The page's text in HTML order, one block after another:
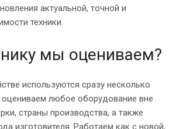
актуальной, точной и
техники.
мы оцениваем?
используются сразу несколько
любое оборудование вне
страны производства, а также
изготовителя. Работаем как с новой,